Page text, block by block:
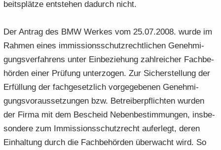
beits­plät­ze ent­ste­hen da­durch nicht.
Der An­trag des BMW Wer­kes vom 25.07.2008. wurde im
Rah­men eines im­mis­si­ons­schutz­recht­li­chen Ge­neh­mi­
gungs­ver­fah­rens unter Ein­be­zie­hung zahl­rei­cher Fach­be­
hör­den einer Prü­fung un­ter­zo­gen. Zur Si­cher­stel­lung der
Er­fül­lung der fach­ge­setz­lich vor­ge­ge­be­nen Ge­neh­mi­
gungs­vor­aus­set­zun­gen bzw. Be­trei­ber­pflich­ten wur­den
der Firma mit dem Be­scheid Ne­ben­be­stim­mun­gen, ins­be­
son­de­re zum Im­mis­si­ons­schutz­recht auf­er­legt, deren
Ein­hal­tung durch die Fach­be­hör­den über­wacht wird. So